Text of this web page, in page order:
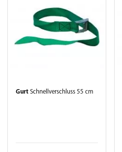
Gurt Schnellverschluss 55 cm